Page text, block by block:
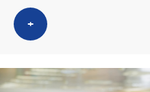
a
l
c
a
d
o
d
+